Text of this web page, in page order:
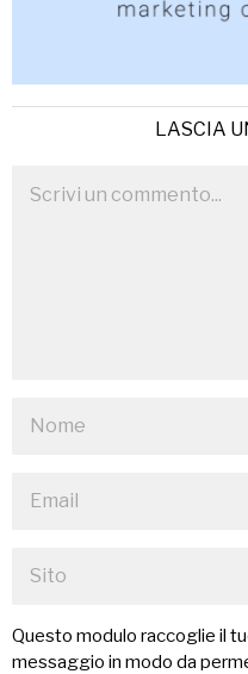
LASCIA
Questo modulo raccoglie il
messaggio in modo da